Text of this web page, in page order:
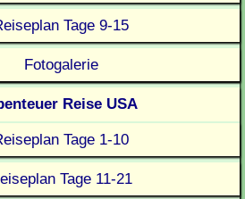
Tage 9-15
Fotogalerie
Reise USA
Tage 1-10
Tage 11-21